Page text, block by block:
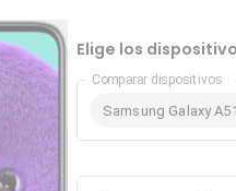
Elige los
Comparar dispositivos
Samsung Galaxy A51